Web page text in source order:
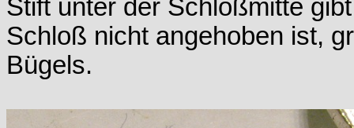
Stift unter der Schloßmitte
Schloß nicht angehoben ist,
Bügels.